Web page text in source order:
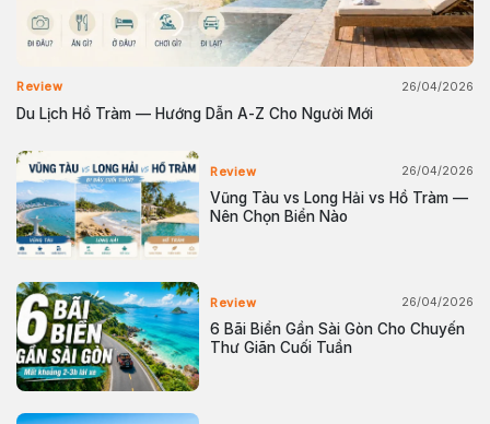
Review
Du Lịch Hồ Tràm — Hướng Dẫn A-Z Cho Người Mới
26/04/2026
Review
Vũng Tàu vs Long Hải vs Hồ Tràm —
Nên Chọn Biển Nào
26/04/2026
Review
6 Bãi Biển Gần Sài Gòn Cho Chuyến
Thư Giãn Cuối Tuần
26/04/2026